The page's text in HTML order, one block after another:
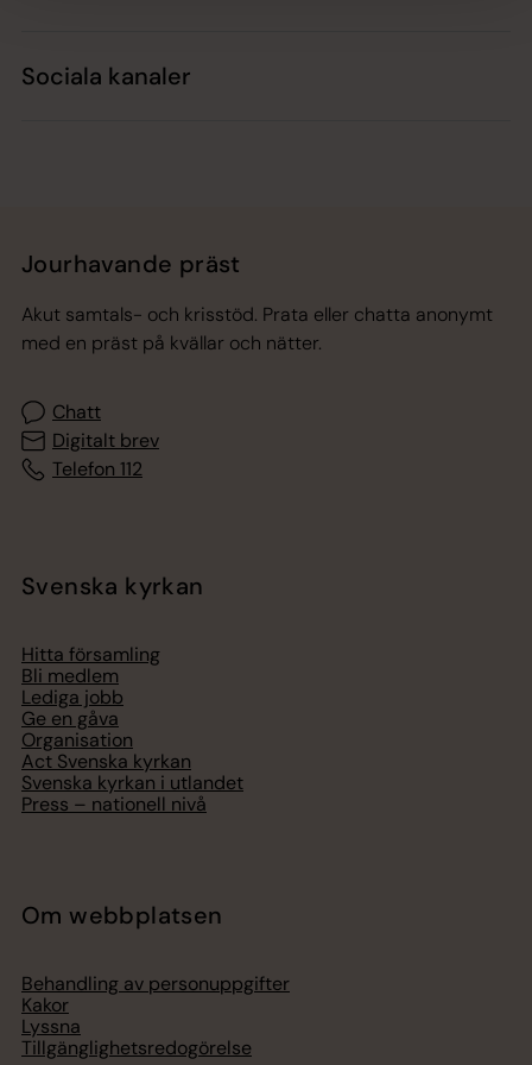
Sociala kanaler
Jourhavande präst
Akut samtals- och krisstöd. Prata eller chatta anonymt
med en präst på kvällar och nätter.
Chatt
Digitalt brev
Telefon 112
Svenska kyrkan
Hitta församling
Bli medlem
Lediga jobb
Ge en gåva
Organisation
Act Svenska kyrkan
Svenska kyrkan i utlandet
Press – nationell nivå
Om webbplatsen
Behandling av personuppgifter
Kakor
Lyssna
Tillgänglighetsredogörelse